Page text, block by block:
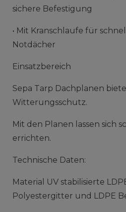
sichere Befestigung
• Mit Kranschlaufe für
Notdächer
Einsatzbereich
Sepa Tarp Dachplanen
Witterungsschutz.
Mit den Planen lassen sich
errichten.
Technische Daten:
Material UV stabilisierte
Polyestergitter und LDPE